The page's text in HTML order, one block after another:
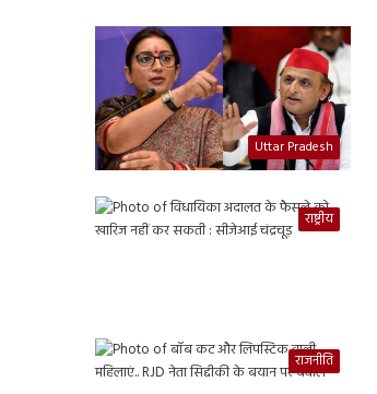
Uttar Pradesh
राष्ट्रीय
राजनीति